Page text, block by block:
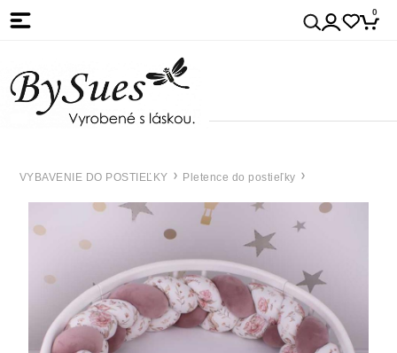
0
VYBAVENIE DO POSTIEĽKY Pletence do postieľky